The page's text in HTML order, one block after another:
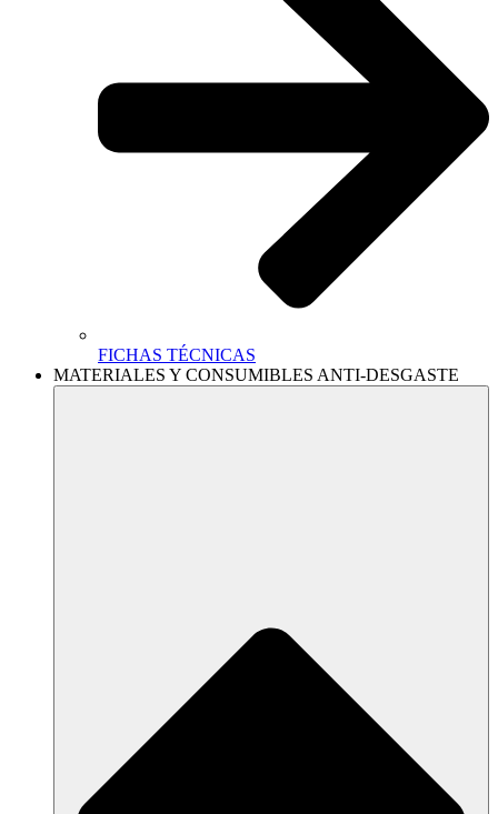
FICHAS TÉCNICAS
MATERIALES Y CONSUMIBLES ANTI-DESGASTE